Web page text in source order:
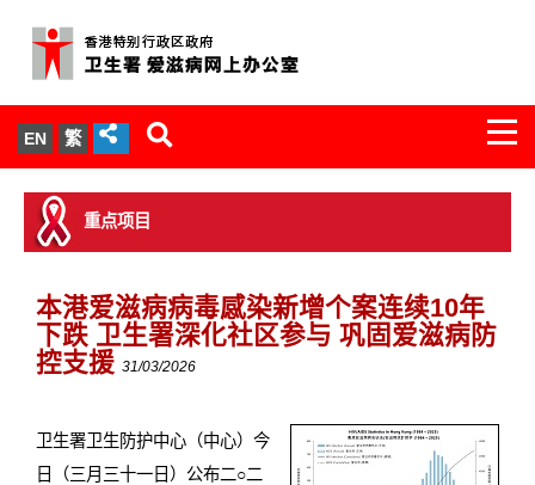
EN 繁
关於我们
服务范围
文件柜
统计数字
新闻发布
重点项目
本港爱滋病病毒感染新增个案连续10年
下跌 卫生署深化社区参与 巩固爱滋病防
控支援 31/03/2026
卫生署卫生防护中心（中心）今
日（三月三十一日）公布二○二